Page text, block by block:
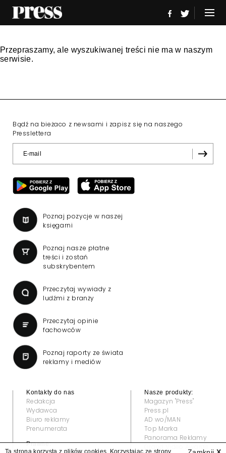
Przepraszamy, ale wyszukiwanej treści nie ma w naszym
serwisie.
Bądź na bieżaco z newsami i zapisz się na naszego
Presslettera
Poznaj pozycje w naszej
księgarni
Poznaj nasze płatne
treści i zostań
subskrybentem
Przeczytaj wywiady z
ludźmi z branży
Przeczytaj opinie
fachowców
Poznaj raporty ze świata
reklamy i mediów
Kontakty do nas
Redakcja
Wydawca
Biuro reklamy
Prenumerata
Prawne:
Nasze produkty:
Magazyn "Press"
Press.pl
AD wo/MAN
Top Marka
Panorama Reklamy
Ta strona korzysta z plików cookies. Korzystając ze strony